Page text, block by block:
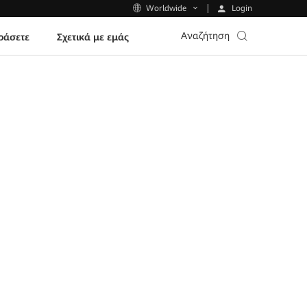
Worldwide Login
Σχετικά με εμάς Αναζήτηση